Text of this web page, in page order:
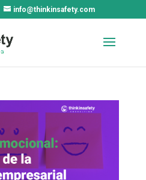
info@thinkinsafety.com